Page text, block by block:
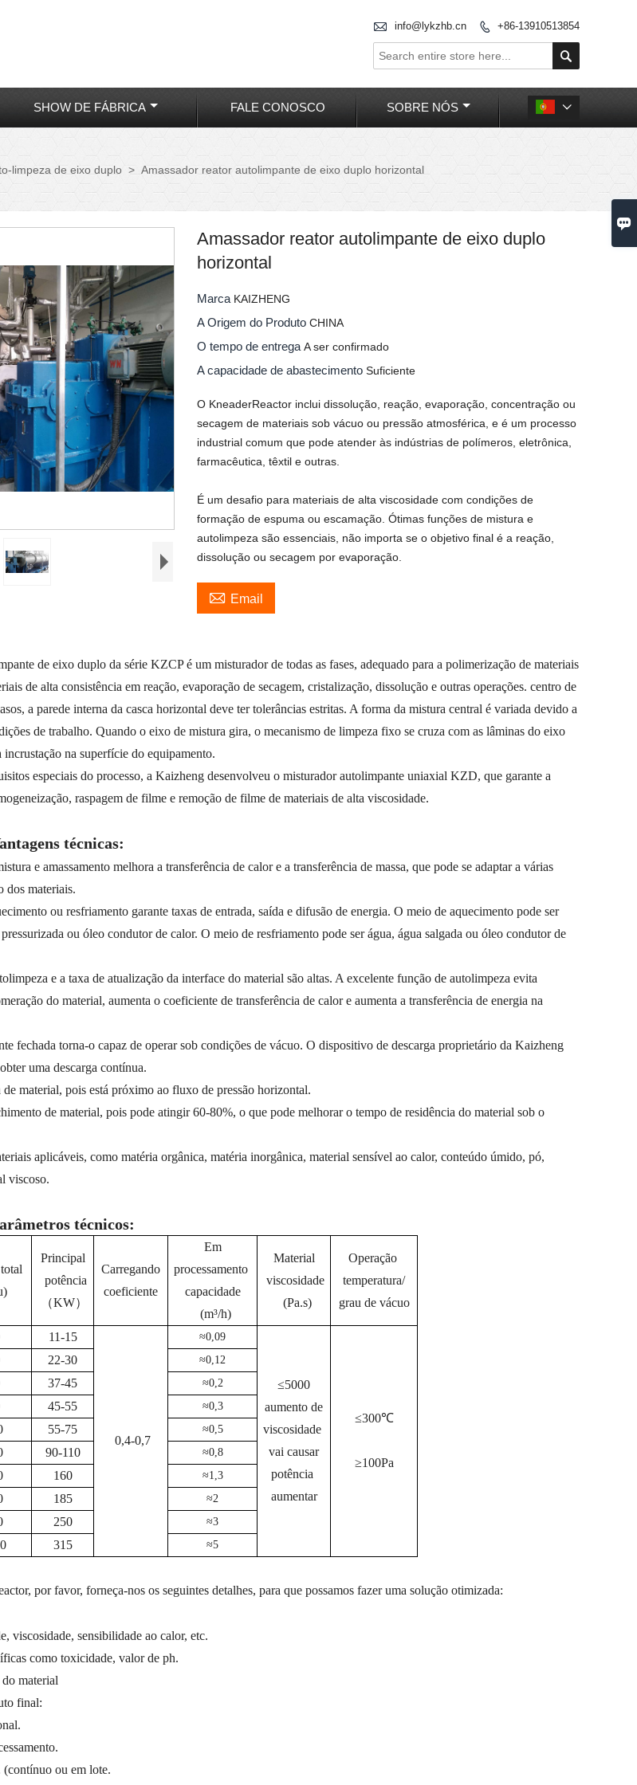

 info@lykzhb.cn  +86-13910513854

SHOW DE FÁBRICA FALE CONOSCO SOBRE NÓS 
limpeza de eixo duplo > Amassador reator autolimpante de eixo duplo horizontal
Amassador reator autolimpante de eixo duplo
horizontal
Marca KAIZHENG
A Origem do ProdutoCHINA
O tempo de entregaA ser confirmado
A capacidade de abastecimentoSuficiente
O KneaderReactor inclui dissolução, reação, evaporação, concentração ou
secagem de materiais sob vácuo ou pressão atmosférica, e é um processo
industrial comum que pode atender às indústrias de polímeros, eletrônica,
farmacêutica, têxtil e outras.
É um desafio para materiais de alta viscosidade com condições de
formação de espuma ou escamação. Ótimas funções de mistura e
autolimpeza são essenciais, não importa se o objetivo final é a reação,
dissolução ou secagem por evaporação.
 Email
de eixo duplo da série KZCP é um misturador de todas as fases, adequado para a polimerização de materiais
de alta consistência em reação, evaporação de secagem, cristalização, dissolução e outras operações. centro de
a parede interna da casca horizontal deve ter tolerâncias estritas. A forma da mistura central é variada devido a
de trabalho. Quando o eixo de mistura gira, o mecanismo de limpeza fixo se cruza com as lâminas do eixo
incrustação na superfície do equipamento.
especiais do processo, a Kaizheng desenvolveu o misturador autolimpante uniaxial KZD, que garante a
raspagem de filme e remoção de filme de materiais de alta viscosidade.
técnicas:
e amassamento melhora a transferência de calor e a transferência de massa, que pode se adaptar a várias
dos materiais.
ou resfriamento garante taxas de entrada, saída e difusão de energia. O meio de aquecimento pode ser
ou óleo condutor de calor. O meio de resfriamento pode ser água, água salgada ou óleo condutor de
e a taxa de atualização da interface do material são altas. A excelente função de autolimpeza evita
do material, aumenta o coeficiente de transferência de calor e aumenta a transferência de energia na
fechada torna-o capaz de operar sob condições de vácuo. O dispositivo de descarga proprietário da Kaizheng
uma descarga contínua.
material, pois está próximo ao fluxo de pressão horizontal.
de material, pois pode atingir 60-80%, o que pode melhorar o tempo de residência do material sob o
aplicáveis, como matéria orgânica, matéria inorgânica, material sensível ao calor, conteúdo úmido, pó,
viscoso.
técnicos:
Principal
potência
（KW）
Carregando
coeficiente
Em
processamento
capacidade
(m³/h)
Material
viscosidade
(Pa.s)
Operação
temperatura/
grau de vácuo
11-15
0,4-0,7
≈0,09
≤5000
aumento de
viscosidade
vai causar
potência
aumentar
≤300℃
≥100Pa
22-30 ≈0,12
37-45 ≈0,2
45-55 ≈0,3
55-75 ≈0,5
90-110 ≈0,8
160 ≈1,3
185 ≈2
250 ≈3
315 ≈5
por favor, forneça-nos os seguintes detalhes, para que possamos fazer uma solução otimizada:
viscosidade, sensibilidade ao calor, etc.
como toxicidade, valor de ph.
material
final:
ou em lote.